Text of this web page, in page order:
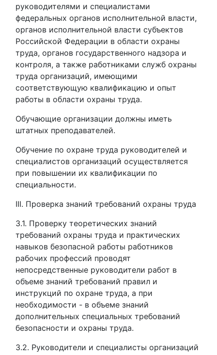
руководителями и специалистами
федеральных органов исполнительной власти,
органов исполнительной власти субъектов
Российской Федерации в области охраны
труда, органов государственного надзора и
контроля, а также работниками служб охраны
труда организаций, имеющими
соответствующую квалификацию и опыт
работы в области охраны труда.
Обучающие организации должны иметь
штатных преподавателей.
Обучение по охране труда руководителей и
специалистов организаций осуществляется
при повышении их квалификации по
специальности.
III. Проверка знаний требований охраны труда
3.1. Проверку теоретических знаний
требований охраны труда и практических
навыков безопасной работы работников
рабочих профессий проводят
непосредственные руководители работ в
объеме знаний требований правил и
инструкций по охране труда, а при
необходимости - в объеме знаний
дополнительных специальных требований
безопасности и охраны труда.
3.2. Руководители и специалисты организаций